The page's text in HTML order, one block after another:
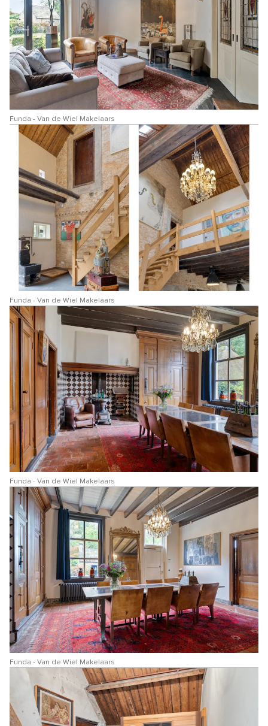
Funda - Van de Wiel Makelaars
Funda - Van de Wiel Makelaars
Funda - Van de Wiel Makelaars
Funda - Van de Wiel Makelaars